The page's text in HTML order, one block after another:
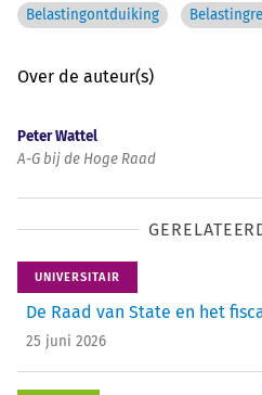
Belastingontduiking
Over de auteur(s)
Peter Wattel
A-G bij de Hoge Raad
UNIVERSITAIR
De Raad van State en het
25 juni 2026